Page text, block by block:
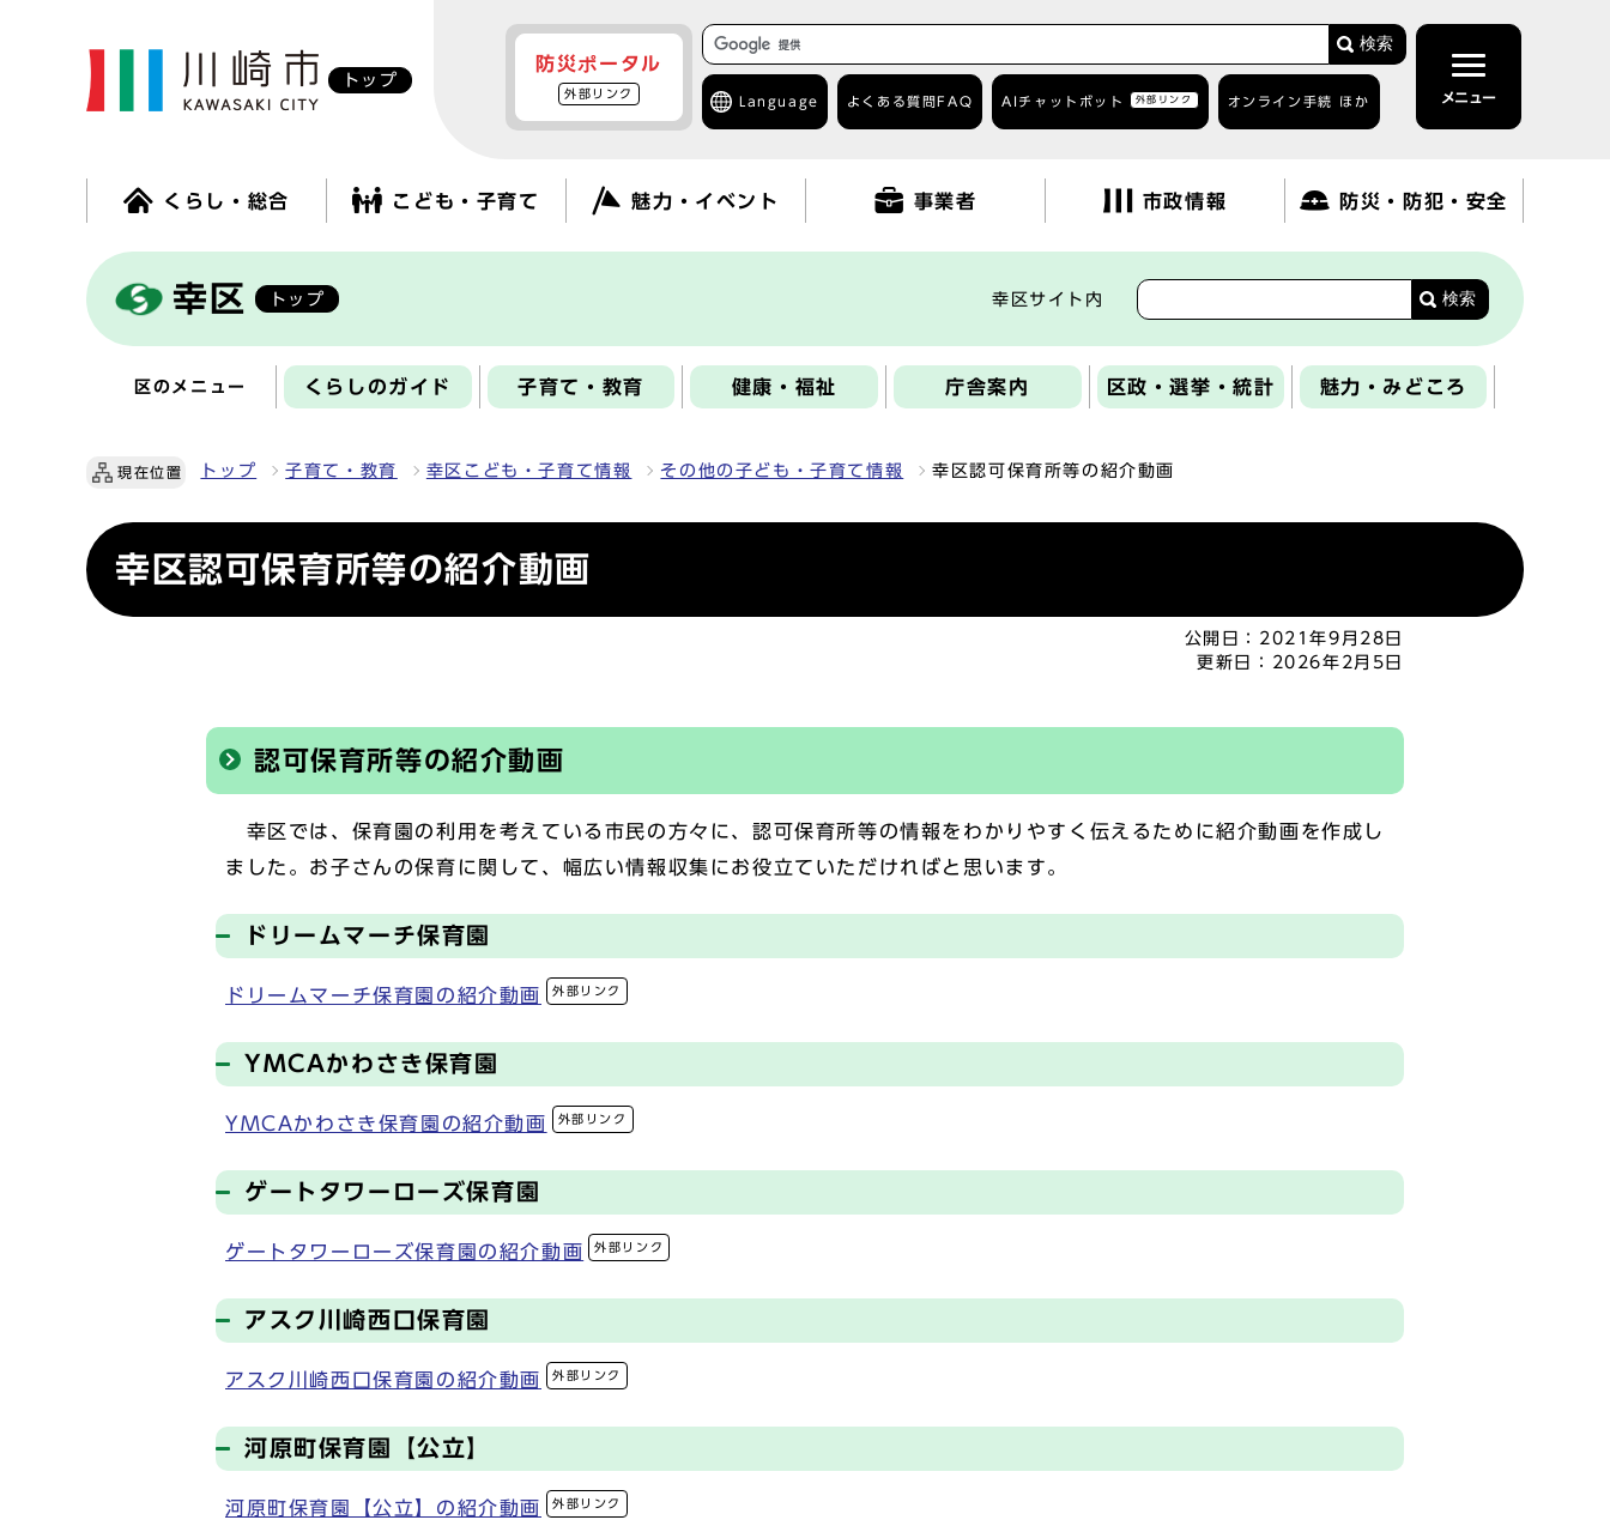
トップ
防災ポータル
外部リンク
検索
Language よくある質問 FAQ AIチャットボット 外部リンク オンライン手続 ほか メニュー
くらし・総合 こども・子育て 魅力・イベント 事業者 市政情報 防災・防犯・安全
幸区 トップ 幸区サイト内 検索
区のメニュー くらしのガイド 子育て・教育 健康・福祉 庁舎案内 区政・選挙・統計 魅力・みどころ
現在位置 トップ 子育て・教育 幸区こども・子育て情報 その他の子ども・子育て情報 幸区認可保育所等の紹介動画
幸区認可保育所等の紹介動画
公開日： 2021年9月28日
更新日：
2026年2月5日
認可保育所等の紹介動画
幸区では、保育園の利用を考えている市民の方々に、認可保育所等の情報をわかりやすく伝えるために紹介動画を作成し
ました。お子さんの保育に関して、幅広い情報収集にお役立ていただければと思います。
ドリームマーチ保育園
ドリームマーチ保育園の紹介動画 外部リンク
YMCAかわさき保育園
YMCAかわさき保育園の紹介動画 外部リンク
ゲートタワーローズ保育園
ゲートタワーローズ保育園の紹介動画 外部リンク
アスク川崎西口保育園
アスク川崎西口保育園の紹介動画 外部リンク
河原町保育園【公立】
河原町保育園【公立】の紹介動画 外部リンク